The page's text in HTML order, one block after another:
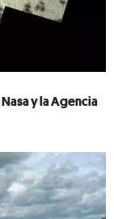
y la Agencia